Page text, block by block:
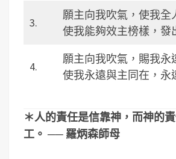
3.
願主向我吹氣，使我全
使我能夠效主榜樣，發
4.
願主向我吹氣，賜我永
使我永遠與主同在，永
＊人的責任是信靠神，而神的
工。 ── 羅炳森師母